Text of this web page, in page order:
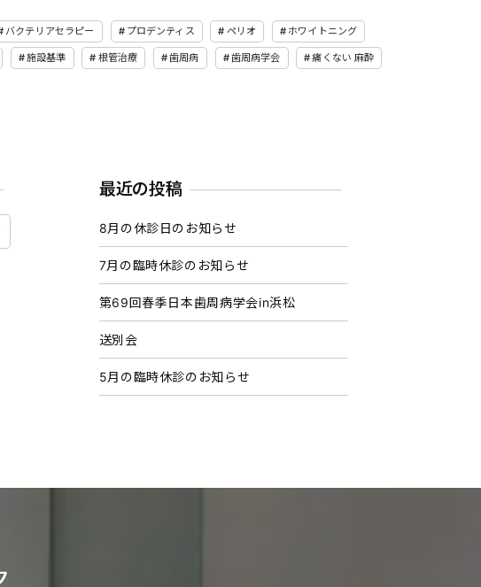
バクテリアセラピー プロデンティス ペリオ ホワイトニング
施設基準 根管治療 歯周病 歯周病学会 痛くない 麻酔
最近の投稿
8月の休診日のお知らせ
7月の臨時休診のお知らせ
第69回春季日本歯周病学会in浜松
送別会
5月の臨時休診のお知らせ